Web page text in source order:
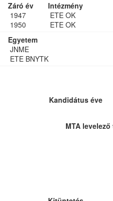
Záró év Intézmény
1947 ETE OK
1950 ETE OK
Egyetem
JNME
ETE BNYTK
Kandidátus éve
MTA